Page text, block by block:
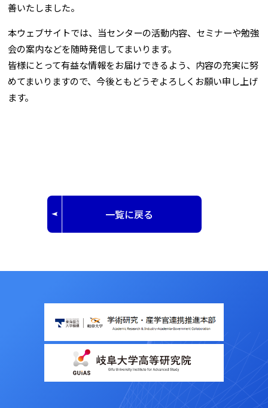
善いたしました。
本ウェブサイトでは、当センターの活動内容、セミナーや勉強
会の案内などを随時発信してまいります。
皆様にとって有益な情報をお届けできるよう、内容の充実に努
めてまいりますので、今後ともどうぞよろしくお願い申し上げ
ます。
一覧に戻る